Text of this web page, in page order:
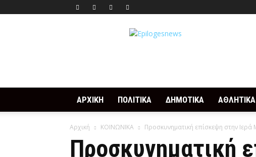
Epilogesnews
ΑΡΧΙΚΗ ΠΟΛΙΤΙΚΑ ΔΗΜΟΤΙΚΑ ΑΘΛΗΤΙΚΑ
Αρχική ΚΟΙΝΩΝΙΚΑ Προσκυνηματική επίσκεψη στην
Προσκυνηματική